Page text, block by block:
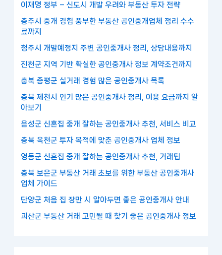
이재명 정부 – 신도시 개발 우려와 부동산 투자 전략
충주시 중개 경험 풍부한 부동산 공인중개업체 정리 수수
료까지
청주시 개발예정지 주변 공인중개사 정리, 상담내용까지
진천군 지역 기반 확실한 공인중개사 정보 계약조건까지
충북 증평군 실거래 경험 많은 공인중개사 목록
충북 제천시 인기 많은 공인중개사 정리, 이용 요금까지 알
아보기
음성군 신혼집 중개 잘하는 공인중개사 추천, 서비스 비교
충북 옥천군 투자 목적에 맞춘 공인중개사 업체 정보
영동군 신혼집 중개 잘하는 공인중개사 추천, 거래팁
충북 보은군 부동산 거래 초보를 위한 부동산 공인중개사
업체 가이드
단양군 처음 집 장만 시 알아두면 좋은 공인중개사 안내
괴산군 부동산 거래 고민될 때 찾기 좋은 공인중개사 정보